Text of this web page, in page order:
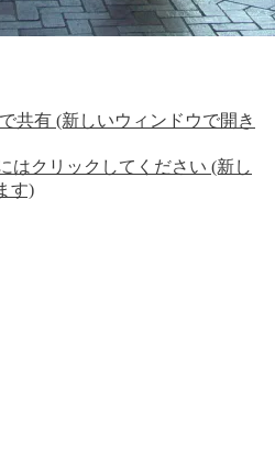
共有 (新しいウィンドウで開き
はクリックしてください (新し
す)